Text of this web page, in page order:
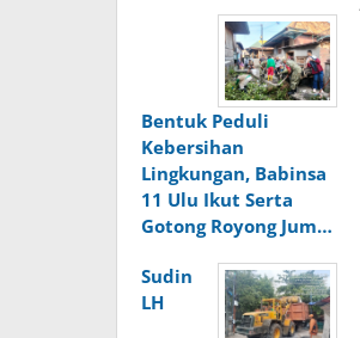
Bentuk Peduli
Kebersihan
Lingkungan, Babinsa
11 Ulu Ikut Serta
Gotong Royong Jum…
Sudin
LH